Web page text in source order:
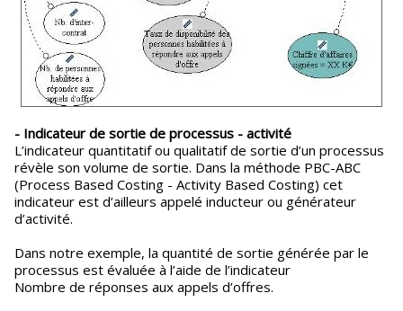
- Indicateur de sortie de processus - activité
L’indicateur quantitatif ou qualitatif de sortie d’un processus
révèle son volume de sortie. Dans la méthode PBC-ABC
(Process Based Costing - Activity Based Costing) cet
indicateur est d’ailleurs appelé inducteur ou générateur
d’activité.
Dans notre exemple, la quantité de sortie générée par le
processus est évaluée à l’aide de l’indicateur
Nombre de réponses aux appels d’offres.